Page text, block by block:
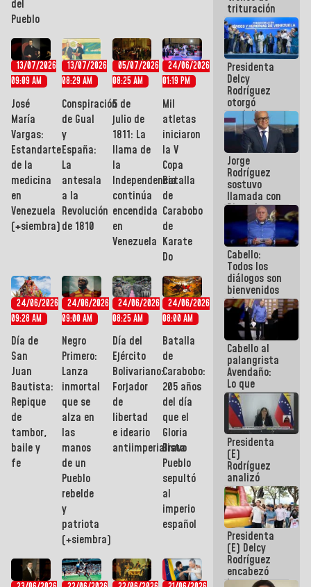
del
Pueblo
13/07/2026
09:09 AM
José
María
Vargas:
Estandarte
de la
medicina
en
Venezuela
(+siembra)
13/07/2026
08:29 AM
Conspiración
de Gual
y
España:
La
antesala
a la
Revolución
de 1810
05/07/2026
08:25 AM
5 de
julio de
1811: La
llama de
la
Independencia
continúa
encendida
en
Venezuela
24/06/2026
01:19 PM
Mil
atletas
iniciaron
la V
Copa
Batalla
de
Carabobo
de
Karate
Do
24/06/2026
09:28 AM
Día de
San
Juan
Bautista:
Repique
de
tambor,
baile y
fe
24/06/2026
09:00 AM
Negro
Primero:
Lanza
inmortal
que se
alza en
las
manos
de un
Pueblo
rebelde
y
patriota
(+siembra)
24/06/2026
08:25 AM
Día del
Ejército
Bolivariano:
Forjador
de
libertad
e ideario
antiimperialista
24/06/2026
08:00 AM
Batalla
de
Carabobo:
205 años
del día
que el
Gloria
Bravo
Pueblo
sepultó
al
imperio
español
trituración
para
optimizar
manejo de
escombros
en La Guaira
Presidenta
Delcy
Rodríguez
otorgó
medalla
"Héroe de
Venezuela"
a servidores
públicos
Jorge
Rodríguez
sostuvo
llamada con
Dinorah
Figuera y
acuerdan
primer
encuentro
presencial
para el
diálogo
Cabello:
Todos los
diálogos son
bienvenidos
siempre que
estén en el
marco de la
Constitución
de la
República
Cabello al
palangrista
Avendaño:
Lo que
vayas a
escribir
hazlo hoy
por que no
sabemos si
la semana
que viene
hay
programa
Presidenta
(E)
Rodríguez
analizó
junto a
gobernadores
planes de
recuperación
del Sistema
Eléctrico
Nacional
Presidenta
(E) Delcy
Rodríguez
encabezó
lanzamiento